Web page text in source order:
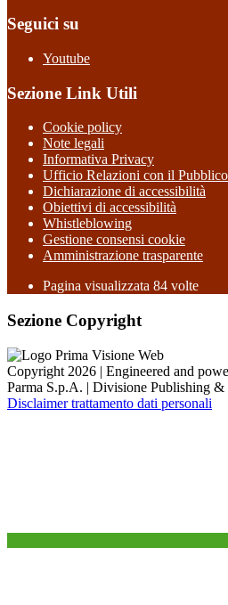
Seguici su
Youtube
Sezione Link Utili
Cookie policy
Note legali
Informativa Privacy
Ufficio Relazioni con il Pubblico
Dichiarazione di accessibilità
Obiettivi di accessibilità
Whistleblowing
Gestione consensi cookie
Amministrazione trasparente
Pagina visualizzata 84 volte
Sezione Copyright
Copyright 2026 | Engineered and
Parma S.p.A. | Divisione Publishing
Disclaimer trattamento dati personali